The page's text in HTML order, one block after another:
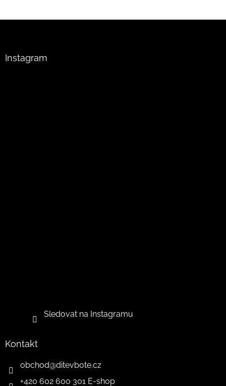
Instagram
Sledovat na Instagramu
Kontakt
obchod@ditevbote.cz
+420 602 600 301 E-shop